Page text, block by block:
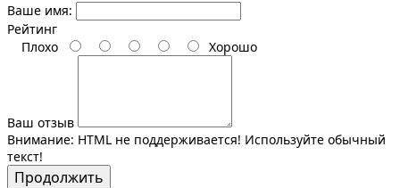
Ваше имя:
Рейтинг
Плохо
Хорошо
Ваш отзыв
Внимание: HTML не поддерживается! Используйте обычный
текст!
Продолжить